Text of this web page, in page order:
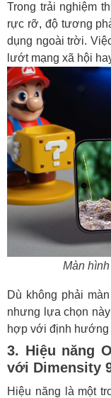
Trong trải nghiệm
rực rỡ, độ tương
dụng ngoài trời.
lướt mạng xã hội
Màn
Dù không phải
nhưng lựa chọn
hợp với định hướng
3. Hiệu năng
với Dimensity
Hiệu năng là một